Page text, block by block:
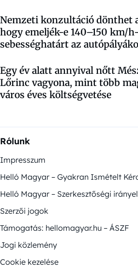
Nemzeti konzultáció dönthet
hogy emeljék-e 140–150 km/
sebességhatárt az
Egy év alatt annyival nőtt
Lőrinc vagyona, mint több
város éves költségvetése
Rólunk
Impresszum
Helló Magyar – Gyakran Ismételt
Helló Magyar – Szerkesztőségi
Szerzői jogok
Támogatás: hellomagyar.hu – ÁSZF
Jogi közlemény
Cookie kezelése